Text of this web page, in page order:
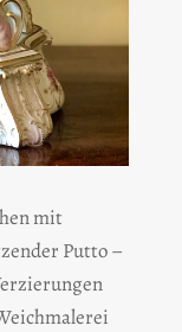
mit
Putto –